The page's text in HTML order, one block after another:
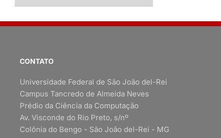
CONTATO
Universidade Federal de São João del-Rei
Campus Tancredo de Almeida Neves
Prédio da Ciência da Computação
Av. Visconde do Rio Preto, s/nº
Colônia do Bengo - São João del-Rei - MG